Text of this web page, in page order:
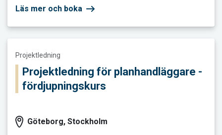
Läs mer och boka
Projektledning
Projektledning för planhandläggare -
fördjupningskurs
Göteborg, Stockholm